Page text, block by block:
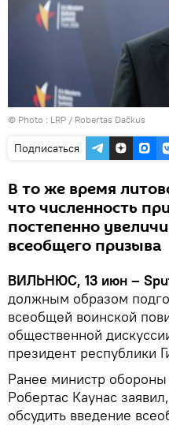
© Photo : LRP / Robertas Dačkus
Подписаться
В то же время
что численность
постепенно
всеобщего призыва
ВИЛЬНЮС, 13 июн –
должным образом
всеобщей воинской
общественной
президент республики
Ранее министр
Робертас Каунас
обсудить введение